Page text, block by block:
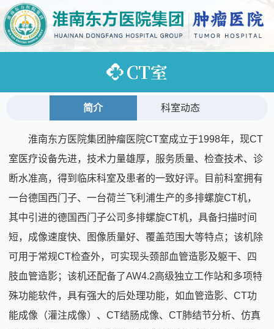
CT室
简介 科室动态
淮南东方医院集团肿瘤医院CT室成立于1998年，现CT
室医疗设备先进，技术力量雄厚，服务质量、检查技术、诊
断水准高，得到临床科室及患者的一致好评。目前科室拥有
一台德国西门子、一台荷兰飞利浦生产的多排螺旋CT机，
其中引进的德国西门子公司多排螺旋CT机，具备扫描时间
短，成像速度快、图像质量好、覆盖范围大等特点；该机除
可用于常规CT检查外，可实现头颈部血管造影及躯干、四
肢血管造影；该机还配备了AW4.2高级独立工作站和多项特
殊功能软件，具有强大的后处理功能，如血管造影、CT功
能成像（灌注成像）、CT结肠成像、CT肺结节分析、仿真